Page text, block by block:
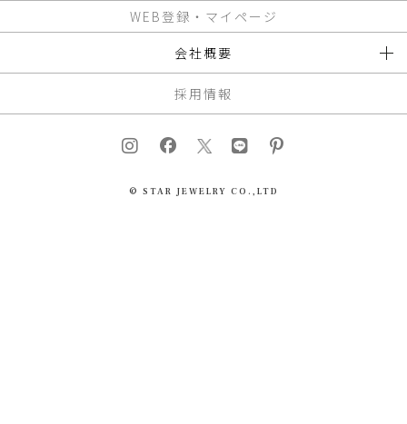
WEB登録・マイページ
会社概要
採用情報
© STAR JEWELRY CO.,LTD